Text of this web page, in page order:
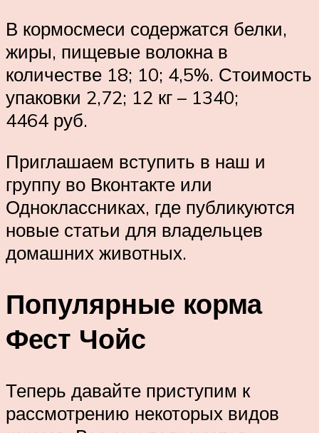
В кормосмеси содержатся белки,
жиры, пищевые волокна в
количестве 18; 10; 4,5%. Стоимость
упаковки 2,72; 12 кг – 1340;
4464 руб.
Приглашаем вступить в наш и
группу во Вконтакте или
Одноклассниках, где публикуются
новые статьи для владельцев
домашних животных.
Популярные корма
Фест Чойс
Теперь давайте приступим к
рассмотрению некоторых видов